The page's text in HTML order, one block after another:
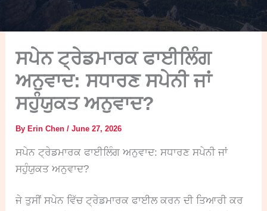
ਸਪੇਨ ਟ੍ਰੇਡਮਾਰਕ ਫਾਈਲਿੰਗ
ਅਨੁਵਾਦ: ਸਧਾਰਣ ਸਪੇਨੀ ਜਾਂ
ਸਹੁੰਯੁਕਤ ਅਨੁਵਾਦ?
ByErin Chen/June 27, 2026
ਸਪੇਨ ਟ੍ਰੇਡਮਾਰਕ ਫਾਈਲਿੰਗ ਅਨੁਵਾਦ: ਸਧਾਰਣ ਸਪੇਨੀ ਜਾਂ
ਸਹੁੰਯੁਕਤ ਅਨੁਵਾਦ?
ਜੇ ਤੁਸੀਂ ਸਪੇਨ ਵਿੱਚ ਟ੍ਰੇਡਮਾਰਕ ਫਾਈਲ ਕਰਨ ਦੀ ਤਿਆਰੀ ਕਰ